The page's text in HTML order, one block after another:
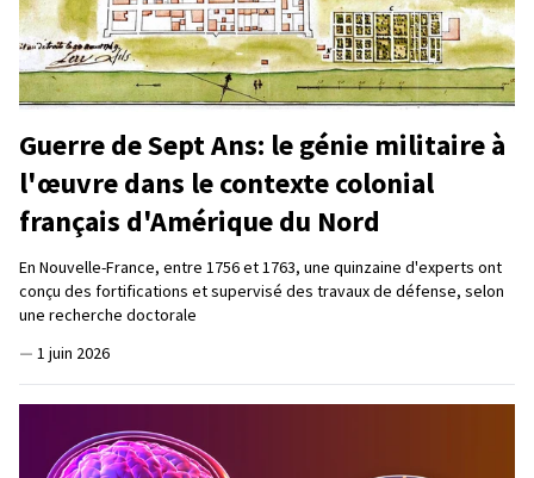
Guerre de Sept Ans: le génie militaire à
l'œuvre dans le contexte colonial
français d'Amérique du Nord
En Nouvelle-France, entre 1756 et 1763, une quinzaine d'experts ont
conçu des fortifications et supervisé des travaux de défense, selon
une recherche doctorale
— 1 juin 2026